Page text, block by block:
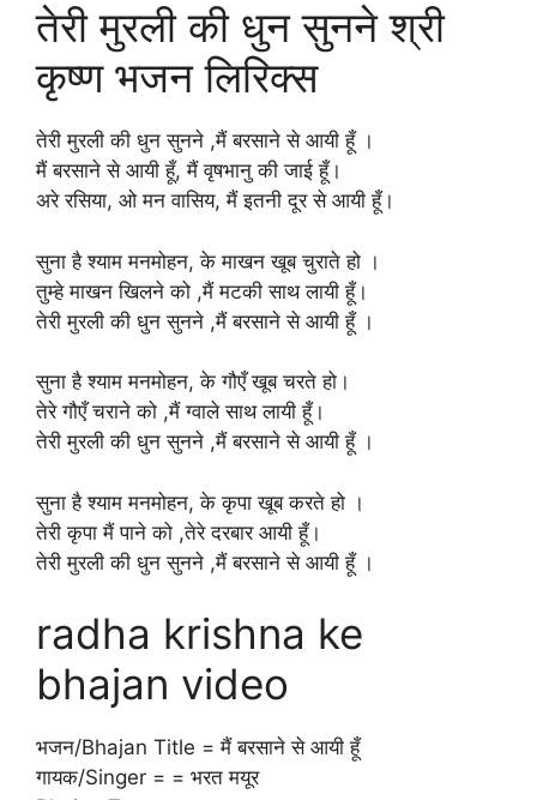
तेरी मुरली की धुन सुनने श्री
कृष्ण भजन लिरिक्स
तेरी मुरली की धुन सुनने ,मैं बरसाने से आयी हूँ ।
मैं बरसाने से आयी हूँ, मैं वृषभानु की जाई हूँ।
अरे रसिया, ओ मन वासिय, मैं इतनी दूर से आयी हूँ।
सुना है श्याम मनमोहन, के माखन खूब चुराते हो ।
तुम्हे माखन खिलने को ,मैं मटकी साथ लायी हूँ।
तेरी मुरली की धुन सुनने ,मैं बरसाने से आयी हूँ ।
सुना है श्याम मनमोहन, के गौएँ खूब चरते हो।
तेरे गौएँ चराने को ,मैं ग्वाले साथ लायी हूँ।
तेरी मुरली की धुन सुनने ,मैं बरसाने से आयी हूँ ।
सुना है श्याम मनमोहन, के कृपा खूब करते हो ।
तेरी कृपा मैं पाने को ,तेरे दरबार आयी हूँ।
तेरी मुरली की धुन सुनने ,मैं बरसाने से आयी हूँ ।
radha krishna ke
bhajan video
भजन/Bhajan Title = मैं बरसाने से आयी हूँ
गायक/Singer = = भरत मयूर